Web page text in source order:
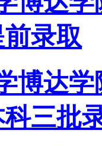
录取
博达
三批